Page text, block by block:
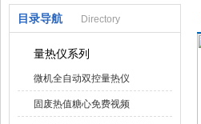
目录导航 Directory
量热仪系列
微机全自动双控量热仪
固废热值糖心免费视频